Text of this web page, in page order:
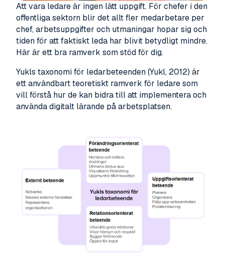
Att vara ledare är ingen lätt uppgift. För chefer i den
offentliga sektorn blir det allt fler medarbetare per
chef, arbetsuppgifter och utmaningar hopar sig och
tiden för att faktiskt leda har blivit betydligt mindre.
Här är ett bra ramverk som stöd för dig.
Yukls taxonomi för ledarbeteenden (Yukl, 2012) är
ett användbart teoretiskt ramverk för ledare som
vill förstå hur de kan bidra till att implementera och
använda digitalt lärande på arbetsplatsen.